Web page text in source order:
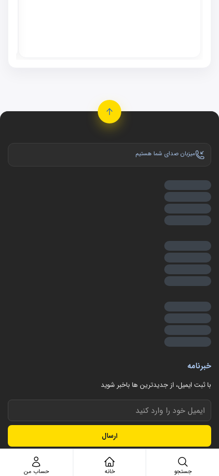
میزبان صدای شما هستیم
خبرنامه
با ثبت ایمیل، از جدید‌ترین ها با‌خبر شوید
ارسال
جستجو خانه حساب من